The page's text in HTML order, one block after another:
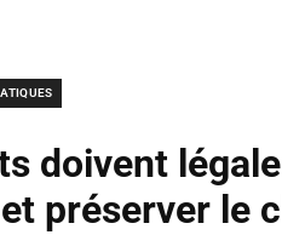
doivent
préserver le